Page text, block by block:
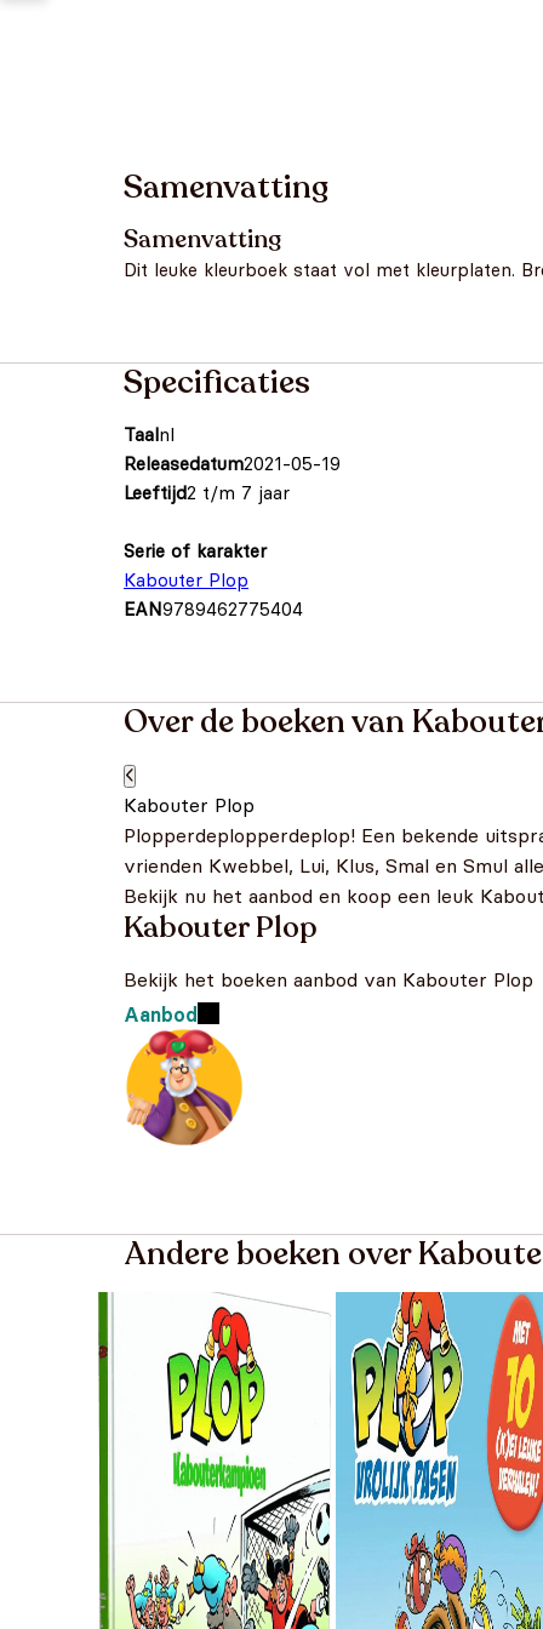
Samenvatting
Samenvatting
Dit leuke kleurboek staat vol met kleurplaten.
Specificaties
Taalnl
Releasedatum2021-05-19
Leeftijd2 t/m 7 jaar
Serie of karakter
Kabouter Plop
EAN9789462775404
Over de boeken van
Kabouter Plop
Plopperdeplopperdeplop! Een bekende
vrienden Kwebbel, Lui, Klus, Smal en Smul
Bekijk nu het aanbod en koop een leuk
Kabouter Plop
Bekijk het boeken aanbod van Kabouter Plop
Aanbod
Andere boeken over